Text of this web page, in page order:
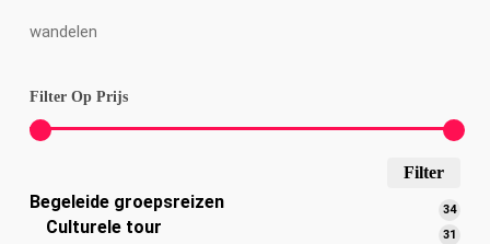
wandelen
Filter Op Prijs
Filter
Begeleide groepsreizen 3434
Culturele tour 31